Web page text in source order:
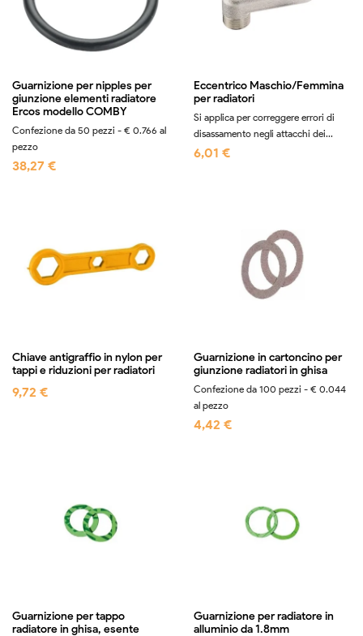
Guarnizione per nipples per
giunzione elementi radiatore
Ercos modello COMBY
Confezione da 50 pezzi - € 0.766 al
pezzo
38,27 €
Eccentrico Maschio/Femmina
per radiatori
Si applica per correggere errori di
disassamento negli attacchi dei...
6,01 €
Chiave antigraffio in nylon per
tappi e riduzioni per radiatori
9,72 €
Guarnizione in cartoncino per
giunzione radiatori in ghisa
Confezione da 100 pezzi - € 0.044
al pezzo
4,42 €
Guarnizione per tappo
radiatore in ghisa, esente
Guarnizione per radiatore in
alluminio da 1.8mm